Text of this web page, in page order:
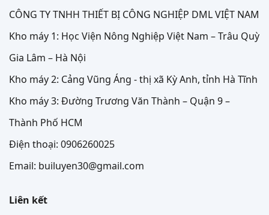
CÔNG TY TNHH THIẾT BỊ CÔNG NGHIỆP DML VIỆT NAM
Kho máy 1: Học Viện Nông Nghiệp Việt Nam – Trâu Quỳ
Gia Lâm – Hà Nội
Kho máy 2: Cảng Vũng Áng - thị xã Kỳ Anh, tỉnh Hà Tĩnh
Kho máy 3: Đường Trương Văn Thành – Quận 9 –
Thành Phố HCM
Điện thoại: 0906260025
Email: builuyen30@gmail.com
Liên kết